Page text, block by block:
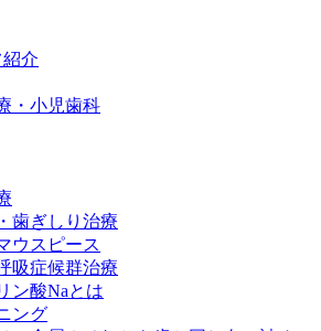
介
・小児歯科
歯ぎしり治療
ウスピース
吸症候群治療
ン酸Naとは
ング